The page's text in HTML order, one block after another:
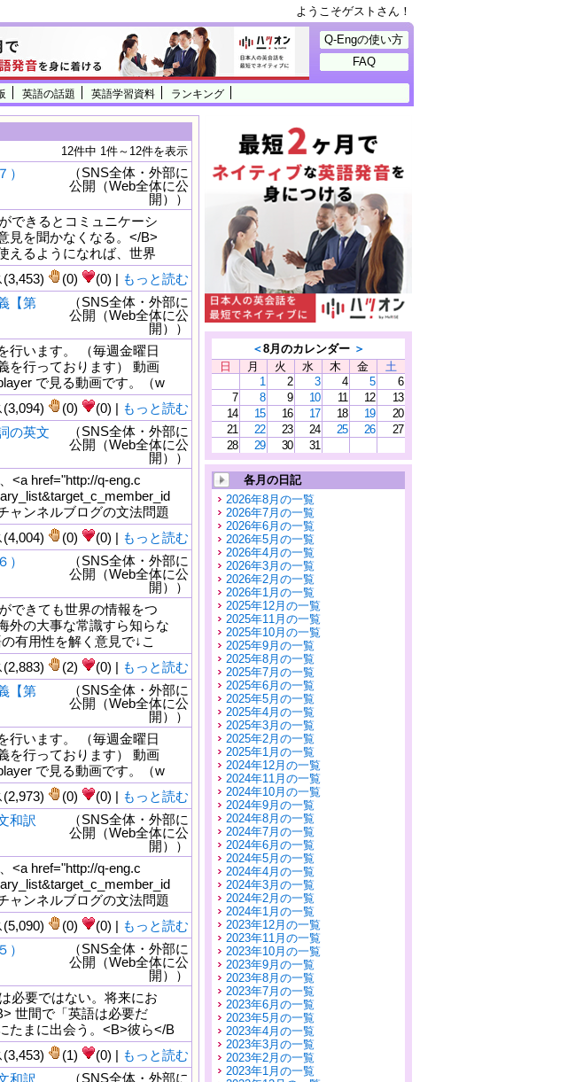
ようこそゲストさん！
英語の話題 英語学習資料 ランキング
Q-Engの使い方
FAQ
12件中 1件～12件を表示
（SNS全体・外部に
公開（Web全体に公
開））
できるとコミュニケーシ
見を聞かなくなる。</B>
えるようになれば、世界
(0) (0) | もっと読む
【第
（SNS全体・外部に
公開（Web全体に公
開））
行います。 （毎週金曜日
を行っております） 動画
で見る動画です。（w
(0) (0) | もっと読む
の英文
（SNS全体・外部に
公開（Web全体に公
開））
<a href="http://q-eng.c
ャンネルブログの文法問題
(0) (0) | もっと読む
（SNS全体・外部に
公開（Web全体に公
開））
できても世界の情報をつ
外の大事な常識すら知らな
有用性を解く意見で↓こ
(2) (0) | もっと読む
【第
（SNS全体・外部に
公開（Web全体に公
開））
行います。 （毎週金曜日
を行っております） 動画
で見る動画です。（w
(0) (0) | もっと読む
和訳
（SNS全体・外部に
公開（Web全体に公
開））
<a href="http://q-eng.c
ャンネルブログの文法問題
(0) (0) | もっと読む
（SNS全体・外部に
公開（Web全体に公
開））
必要ではない。将来にお
世間で「英語は必要だ
たまに出会う。<B>彼ら</B
(1) (0) | もっと読む
和訳
（SNS全体・外部に
＜8月のカレンダー ＞
日
月 火 水 木 金
土
1
2 3 4 5
6
7
8 9 10 11 12
13
14
15 16 17 18 19
20
21
22 23 24 25 26
27
28
29 30 31
各月の日記
2026年8月の一覧
2026年7月の一覧
2026年6月の一覧
2026年5月の一覧
2026年4月の一覧
2026年3月の一覧
2026年2月の一覧
2026年1月の一覧
2025年12月の一覧
2025年11月の一覧
2025年10月の一覧
2025年9月の一覧
2025年8月の一覧
2025年7月の一覧
2025年6月の一覧
2025年5月の一覧
2025年4月の一覧
2025年3月の一覧
2025年2月の一覧
2025年1月の一覧
2024年12月の一覧
2024年11月の一覧
2024年10月の一覧
2024年9月の一覧
2024年8月の一覧
2024年7月の一覧
2024年6月の一覧
2024年5月の一覧
2024年4月の一覧
2024年3月の一覧
2024年2月の一覧
2024年1月の一覧
2023年12月の一覧
2023年11月の一覧
2023年10月の一覧
2023年9月の一覧
2023年8月の一覧
2023年7月の一覧
2023年6月の一覧
2023年5月の一覧
2023年4月の一覧
2023年3月の一覧
2023年2月の一覧
2023年1月の一覧